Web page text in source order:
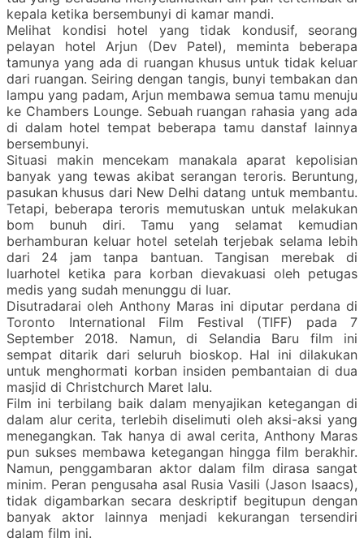
kepala ketika bersembunyi di kamar mandi.
Melihat kondisi hotel yang tidak kondusif, seorang
pelayan hotel Arjun (Dev Patel), meminta beberapa
tamunya yang ada di ruangan khusus untuk tidak keluar
dari ruangan. Seiring dengan tangis, bunyi tembakan dan
lampu yang padam, Arjun membawa semua tamu menuju
ke Chambers Lounge. Sebuah ruangan rahasia yang ada
di dalam hotel tempat beberapa tamu danstaf lainnya
bersembunyi.
Situasi makin mencekam manakala aparat kepolisian
banyak yang tewas akibat serangan teroris. Beruntung,
pasukan khusus dari New Delhi datang untuk membantu.
Tetapi, beberapa teroris memutuskan untuk melakukan
bom bunuh diri. Tamu yang selamat kemudian
berhamburan keluar hotel setelah terjebak selama lebih
dari 24 jam tanpa bantuan. Tangisan merebak di
luarhotel ketika para korban dievakuasi oleh petugas
medis yang sudah menunggu di luar.
Disutradarai oleh Anthony Maras ini diputar perdana di
Toronto International Film Festival (TIFF) pada 7
September 2018. Namun, di Selandia Baru film ini
sempat ditarik dari seluruh bioskop. Hal ini dilakukan
untuk menghormati korban insiden pembantaian di dua
masjid di Christchurch Maret lalu.
Film ini terbilang baik dalam menyajikan ketegangan di
dalam alur cerita, terlebih diselimuti oleh aksi-aksi yang
menegangkan. Tak hanya di awal cerita, Anthony Maras
pun sukses membawa ketegangan hingga film berakhir.
Namun, penggambaran aktor dalam film dirasa sangat
minim. Peran pengusaha asal Rusia Vasili (Jason Isaacs),
tidak digambarkan secara deskriptif begitupun dengan
banyak aktor lainnya menjadi kekurangan tersendiri
dalam film ini.